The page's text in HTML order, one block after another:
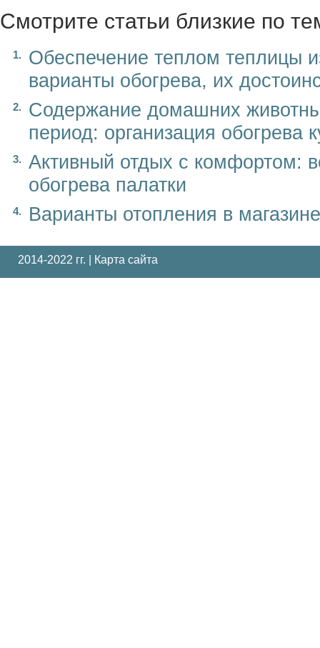
Смотрите статьи близкие по
Обеспечение теплом теплицы
варианты обогрева, их
Содержание домашних
период: организация обогрева
Активный отдых с комфортом:
обогрева палатки
Варианты отопления в магазине
2014-2022 гг. | Карта сайта